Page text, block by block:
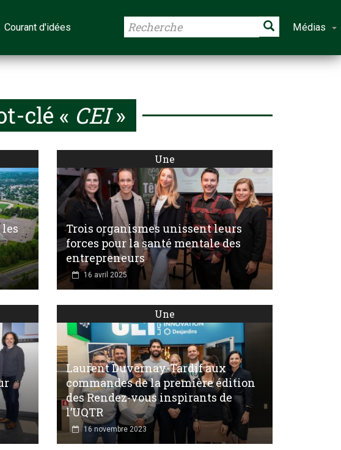
Courant d'idées Médias
clé « CEI»
les
Une
Trois organismes unissent leurs
forces pour la santé mentale des
entrepreneurs
16 avril 2025
Une
Laurent Duvernay-Tardif aux
commandes de la première édition
des Rendez-vous inspirants de
l’UQTR
16 novembre 2023